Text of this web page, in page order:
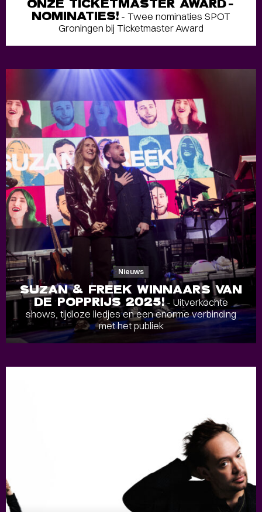
ONZE TICKETMASTER AWARD-
NOMINATIES!- Twee nominaties SPOT
Groningen bij Ticketmaster Award
Nieuws
SUZAN & FREEK WINNAARS VAN
DE POPPRIJS 2025!- Uitverkochte
shows, tijdloze liedjes en een enorme verbinding
met het publiek